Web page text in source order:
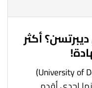
أكثر
جامعة ديبرتسن (University of Debrecen – UD)